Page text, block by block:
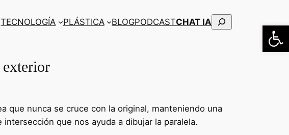
TECNOLOGÍA PLÁSTICA BLOGPODCASTCHAT IA Buscar
exterior
que nunca se cruce con la original, manteniendo una
que nos ayuda a dibujar la paralela.
Abrir